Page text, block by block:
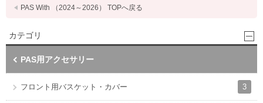
PAS With （2024～2026） TOPへ戻る
カテゴリ
PAS用アクセサリー
フロント用バスケット・カバー 3